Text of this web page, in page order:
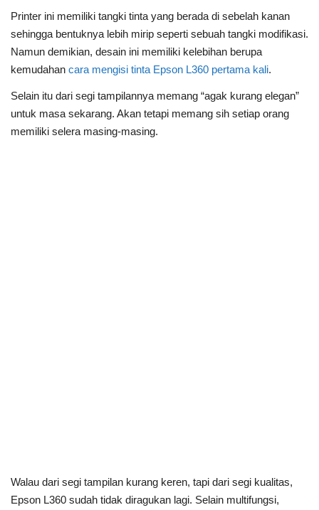
Printer ini memiliki tangki tinta yang berada di sebelah kanan
sehingga bentuknya lebih mirip seperti sebuah tangki modifikasi.
Namun demikian, desain ini memiliki kelebihan berupa
kemudahan cara mengisi tinta Epson L360 pertama kali.
Selain itu dari segi tampilannya memang “agak kurang elegan”
untuk masa sekarang. Akan tetapi memang sih setiap orang
memiliki selera masing-masing.
Walau dari segi tampilan kurang keren, tapi dari segi kualitas,
Epson L360 sudah tidak diragukan lagi. Selain multifungsi,